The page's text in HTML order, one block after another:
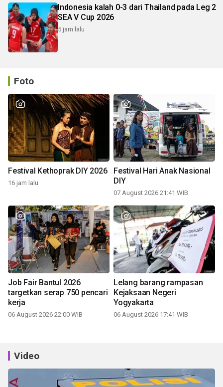
Indonesia kalah 0-3 dari Thailand pada Leg 2
SEA V Cup 2026
5 jam lalu
Foto
Festival Kethoprak DIY 2026
16 jam lalu
Festival Hari Anak Nasional
DIY
07 August 2026 21:41 WIB
Job Fair Bantul 2026
targetkan serap 750 pencari
kerja
06 August 2026 22:00 WIB
Lelang barang rampasan
Kejaksaan Negeri
Yogyakarta
06 August 2026 17:41 WIB
Video